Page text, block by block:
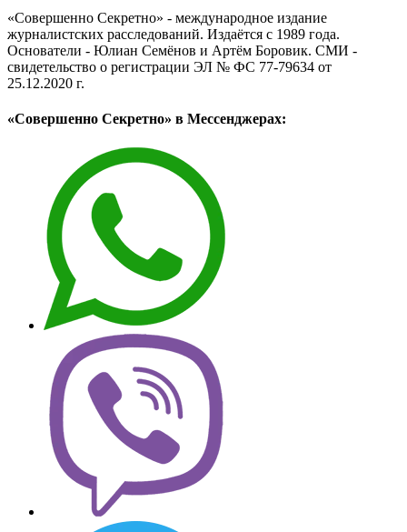
«Совершенно Секретно» - международное издание
журналистских расследований. Издаётся с 1989 года.
Основатели - Юлиан Семёнов и Артём Боровик. CМИ -
свидетельство о регистрации ЭЛ № ФС 77-79634 от
25.12.2020 г.
«Совершенно Секретно» в Мессенджерах: